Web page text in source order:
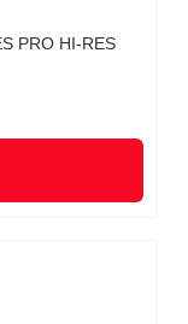
PRO HI-RES